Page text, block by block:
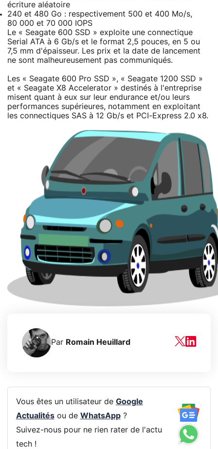
écriture aléatoire
240 et 480 Go : respectivement 500 et 400 Mo/s,
80 000 et 70 000 IOPS
Le « Seagate 600 SSD » exploite une connectique
Serial ATA à 6 Gb/s et le format 2,5 pouces, en 5 ou
7,5 mm d'épaisseur. Les prix et la date de lancement
ne sont malheureusement pas communiqués.
Les « Seagate 600 Pro SSD », « Seagate 1200 SSD »
et « Seagate X8 Accelerator » destinés à l'entreprise
misent quant à eux sur leur endurance et/ou leurs
performances supérieures, notamment en exploitant
les connectiques SAS à 12 Gb/s et PCI-Express 2.0 x8.
Par Romain Heuillard
Vous êtes un utilisateur de Google
Actualitésou de WhatsApp?
Suivez-nous pour ne rien rater de l'actu
tech !